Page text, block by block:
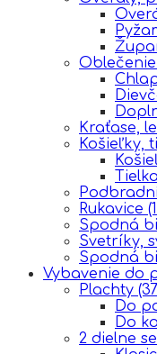
Kraťase,
Košieľky,
Tielka
Rukavice
Spodná
Svetríky,
Spodná
Vybavenie do
Plachty
Do
Do
2 dielne